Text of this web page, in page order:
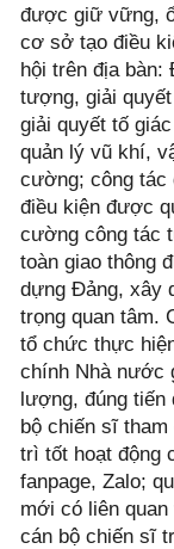
được giữ vững,
cơ sở tạo điều
hội trên địa bàn:
tượng, giải
giải quyết tố
quản lý vũ khí,
cường; công tác
điều kiện được
cường công tác
toàn giao thông
dựng Đảng, xây
trọng quan tâm.
tổ chức thực
chính Nhà nước
lượng, đúng tiến
bộ chiến sĩ
trì tốt hoạt động
fanpage, Zalo;
mới có liên
cán bộ chiến sĩ